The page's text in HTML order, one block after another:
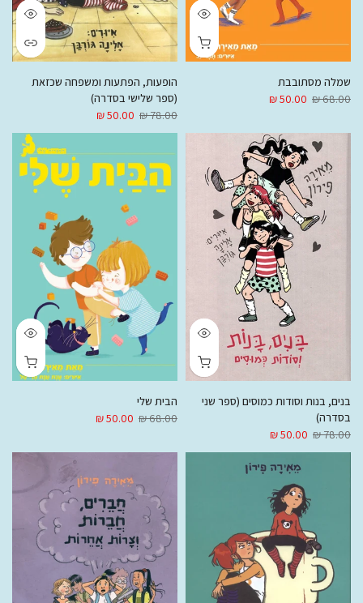
שמלה מסתובבת
68.00 ₪
50.00 ₪
הופעות, הפתעות ומשפחה שכזאת
(ספר שלישי בסדרה)
78.00 ₪
50.00 ₪
בנים, בנות וסודות כמוסים (ספר שני
בסדרה)
78.00 ₪
50.00 ₪
הבית שלי
68.00 ₪
50.00 ₪